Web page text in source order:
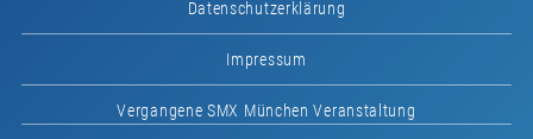
Datenschutzerklärung
Impressum
Vergangene SMX München Veranstaltung